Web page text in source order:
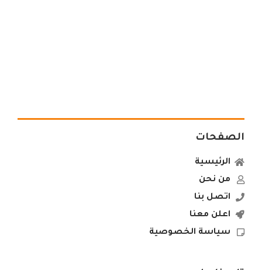
الصفحات
الرئيسية
من نحن
اتصل بنا
اعلن معنا
سياسة الخصوصية